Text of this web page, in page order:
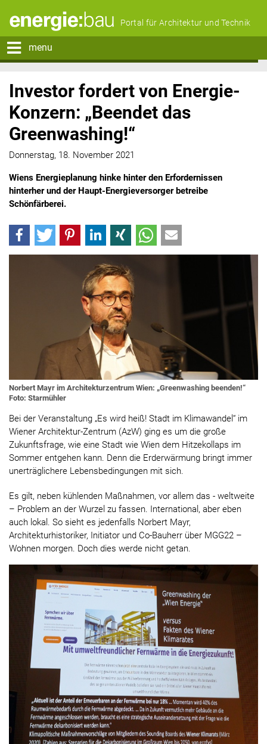
Portal für Architektur und Technik
menu
Investor fordert von Energie-
Konzern: „Beendet das
Greenwashing!“
Donnerstag, 18. November 2021
Wiens Energieplanung hinke hinter den Erfordernissen
hinterher und der Haupt-Energieversorger betreibe
Schönfärberei.
Norbert Mayr im Architekturzentrum Wien: „Greenwashing beenden!“
Foto: Starmühler
Bei der Veranstaltung „Es wird heiß! Stadt im Klimawandel“ im
Wiener Architektur-Zentrum (AzW) ging es um die große
Zukunftsfrage, wie eine Stadt wie Wien dem Hitzekollaps im
Sommer entgehen kann. Denn die Erderwärmung bringt immer
unerträglichere Lebensbedingungen mit sich.
Es gilt, neben kühlenden Maßnahmen, vor allem das - weltweite
– Problem an der Wurzel zu fassen. International, aber eben
auch lokal. So sieht es jedenfalls Norbert Mayr,
Architekturhistoriker, Initiator und Co-Bauherr über MGG22 –
Wohnen morgen. Doch dies werde nicht getan.